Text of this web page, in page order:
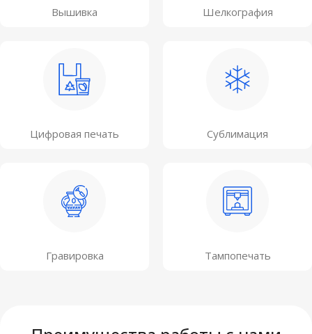
Вышивка Шелкография
Цифровая печать Сублимация
Гравировка Тампопечать